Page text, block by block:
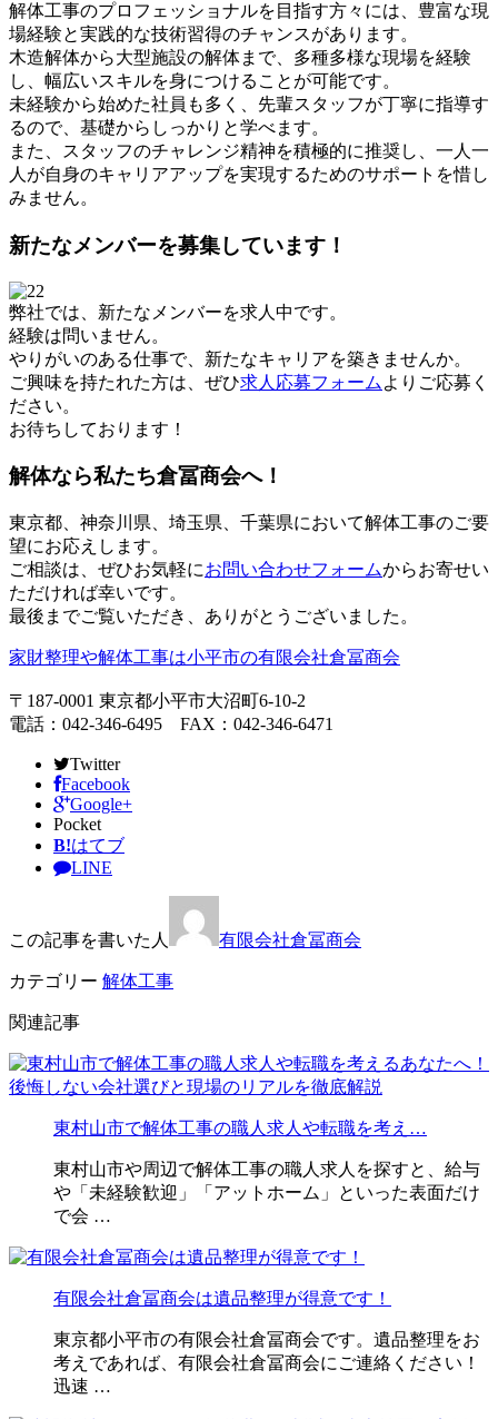
解体工事のプロフェッショナルを目指す方々には、豊富な現
場経験と実践的な技術習得のチャンスがあります。
木造解体から大型施設の解体まで、多種多様な現場を経験
し、幅広いスキルを身につけることが可能です。
未経験から始めた社員も多く、先輩スタッフが丁寧に指導す
るので、基礎からしっかりと学べます。
また、スタッフのチャレンジ精神を積極的に推奨し、一人一
人が自身のキャリアアップを実現するためのサポートを惜し
みません。
新たなメンバーを募集しています！
弊社では、新たなメンバーを求人中です。
経験は問いません。
やりがいのある仕事で、新たなキャリアを築きませんか。
ご興味を持たれた方は、ぜひ求人応募フォーム よりご応募く
ださい。
お待ちしております！
解体なら私たち倉冨商会へ！
東京都、神奈川県、埼玉県、千葉県において解体工事のご要
望にお応えします。
ご相談は、ぜひお気軽にお問い合わせフォームからお寄せい
ただければ幸いです。
最後までご覧いただき、ありがとうございました。
家財整理や解体工事は小平市の有限会社倉冨商会
〒187-0001 東京都小平市大沼町6-10-2
電話：042-346-6495 FAX：042-346-6471
Twitter
Facebook
Google+
Pocket
B!はてブ
LINE
この記事を書いた人 有限会社倉冨商会
カテゴリー 解体工事
関連記事
東村山市で解体工事の職人求人や転職を考え…
東村山市や周辺で解体工事の職人求人を探すと、給与
や「未経験歓迎」「アットホーム」といった表面だけ
で会 …
有限会社倉冨商会は遺品整理が得意です！
東京都小平市の有限会社倉冨商会です。遺品整理をお
考えであれば、有限会社倉冨商会にご連絡ください！
迅速 …